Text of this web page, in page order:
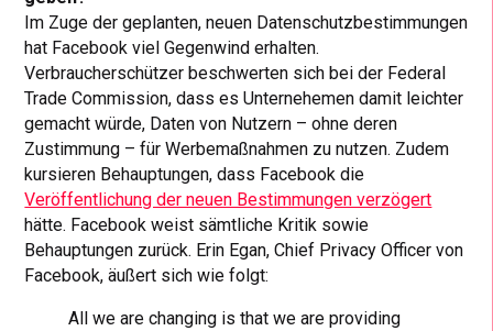
Im Zuge der geplanten, neuen Datenschutzbestimmungen
hat Facebook viel Gegenwind erhalten.
Verbraucherschützer beschwerten sich bei der Federal
Trade Commission, dass es Unternehemen damit leichter
gemacht würde, Daten von Nutzern – ohne deren
Zustimmung – für Werbemaßnahmen zu nutzen. Zudem
kursieren Behauptungen, dass Facebook die
Veröffentlichung der neuen Bestimmungen verzögert
hätte. Facebook weist sämtliche Kritik sowie
Behauptungen zurück. Erin Egan, Chief Privacy Officer von
Facebook, äußert sich wie folgt:
All we are changing is that we are providing